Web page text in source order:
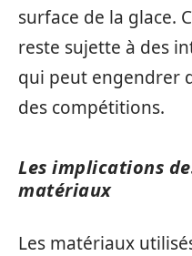
surface de la glace.
reste sujette à des
qui peut engendrer
des compétitions.
Les implications
matériaux
Les matériaux